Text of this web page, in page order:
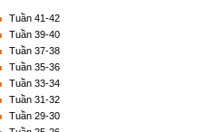
Tuần 41-42
Tuần 39-40
Tuần 37-38
Tuần 35-36
Tuần 33-34
Tuần 31-32
Tuần 29-30